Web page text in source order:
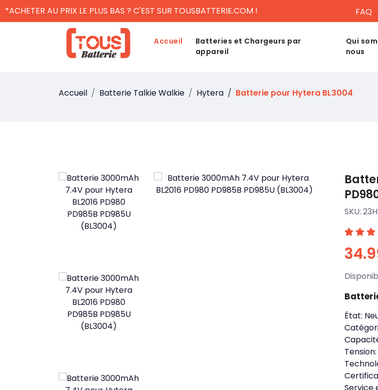
*ACHETER AU PRIX LE PLUS BAS ? C'EST SUR TOUSBATTERIE.COM ! FAQ
Accueil
Batteries et Chargeurs par
appareil
Qui
nous
Accueil Batterie Talkie Walkie Hytera Batterie pour Hytera BL3004
SKU:
État:
Tension: